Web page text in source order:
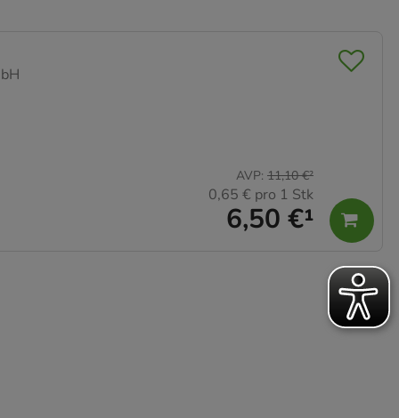
6,50 €¹
AVP: 11,10 €²
0,65 € pro 1 Stk